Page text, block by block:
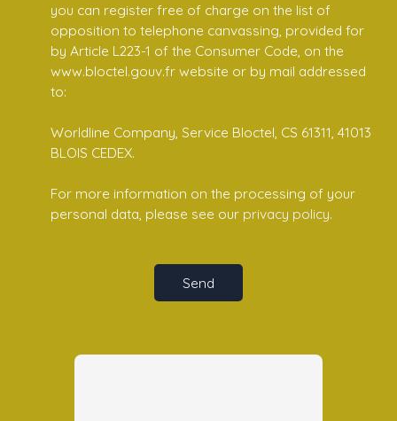
you can register free of charge on the list of
opposition to telephone canvassing, provided for
by Article L223-1 of the Consumer Code, on the
www.bloctel.gouv.fr website or by mail addressed
to:
Worldline Company, Service Bloctel, CS 61311, 41013
BLOIS CEDEX.
For more information on the processing of your
personal data, please see our privacy policy.
Send